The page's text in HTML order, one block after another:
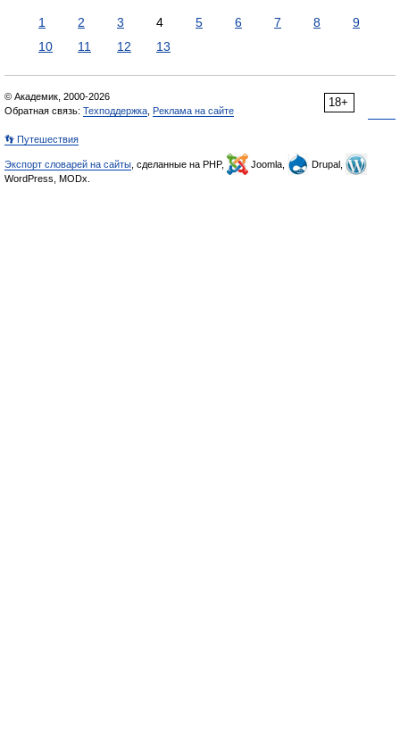
1 2 3 4 5 6 7 8
9
10
11 12 13
18+
© Академик, 2000-2026
Обратная связь: Техподдержка Реклама на сайте
👣 Путешествия
Экспорт словарей на сайты , сделанные на PHP, Joomla,
Drupal,
WordPress, MODx.